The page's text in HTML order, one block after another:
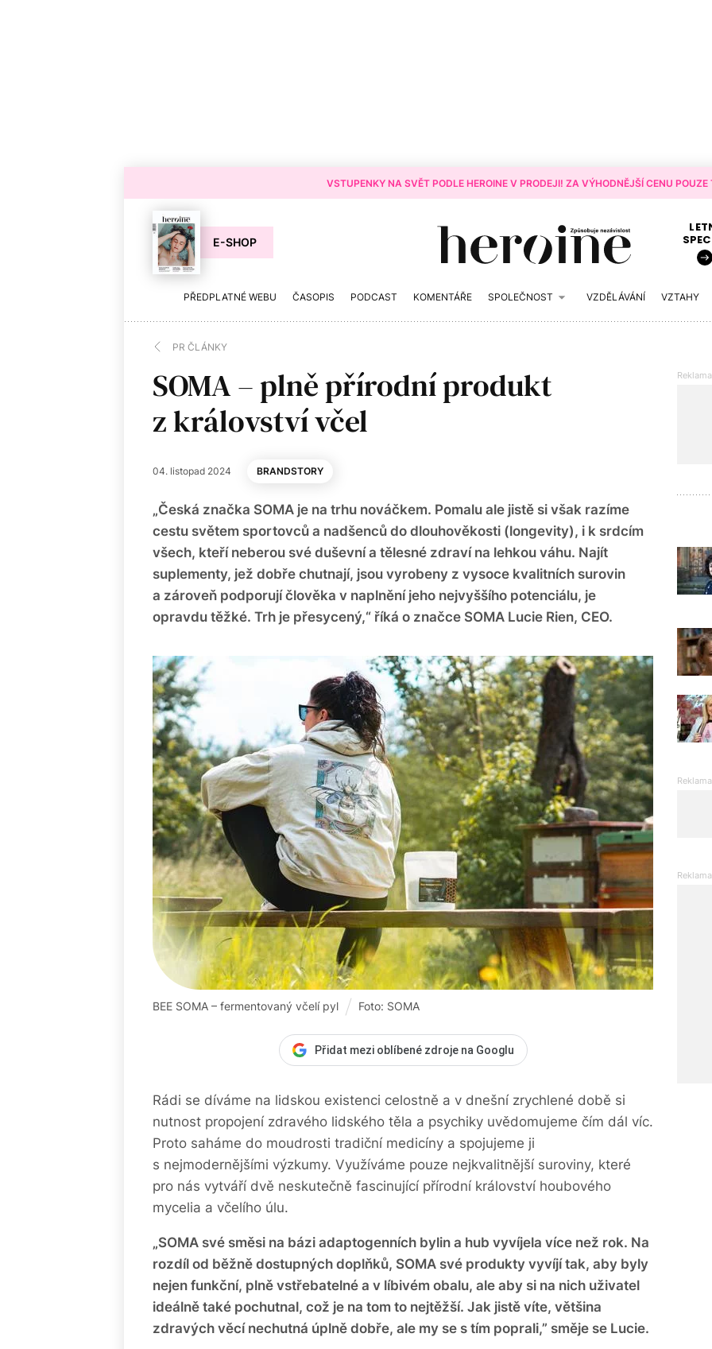
VSTUPENKY NA SVĚT PODLE HEROINE V PRODEJI! ZA VÝHODNĚJŠÍ CENU
E-SHOP
PŘEDPLATNÉ WEBU ČASOPIS PODCAST KOMENTÁŘE SPOLEČNOST VZDĚLÁVÁNÍ VZTAHY
PR ČLÁNKY
SOMA – plně přírodní produkt
z království včel
04. listopad 2024 BRANDSTORY
„Česká značka SOMA je na trhu nováčkem. Pomalu ale jistě si však razíme
cestu světem sportovců a nadšenců do dlouhověkosti (longevity), i k srdcím
všech, kteří neberou své duševní a tělesné zdraví na lehkou váhu. Najít
suplementy, jež dobře chutnají, jsou vyrobeny z vysoce kvalitních surovin
a zároveň podporují člověka v naplnění jeho nejvyššího potenciálu, je
opravdu těžké. Trh je přesycený,“ říká o značce SOMA Lucie Rien, CEO.
BEE SOMA – fermentovaný včelí pyl Foto: SOMA
Přidat mezi oblíbené zdroje na Googlu
Rádi se díváme na lidskou existenci celostně a v dnešní zrychlené době si
nutnost propojení zdravého lidského těla a psychiky uvědomujeme čím dál víc.
Proto saháme do moudrosti tradiční medicíny a spojujeme ji
s nejmodernějšími výzkumy. Využíváme pouze nejkvalitnější suroviny, které
pro nás vytváří dvě neskutečně fascinující přírodní království houbového
mycelia a včelího úlu.
„SOMA své směsi na bázi adaptogenních bylin a hub vyvíjela více než rok. Na
rozdíl od běžně dostupných doplňků, SOMA své produkty vyvíjí tak, aby byly
nejen funkční, plně vstřebatelné a v líbivém obalu, ale aby si na nich uživatel
ideálně také pochutnal, což je na tom to nejtěžší. Jak jistě víte, většina
zdravých věcí nechutná úplně dobře, ale my se s tím poprali,” směje se Lucie.